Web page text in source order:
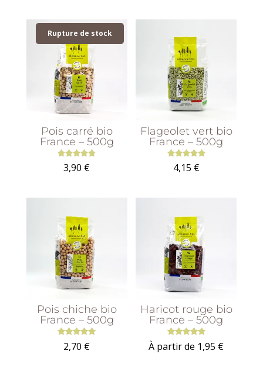
Rupture de stock
Pois carré bio
France – 500g
Note
4.86
3,90 €
Flageolet vert bio
France – 500g
Note
5.00
4,15 €
Pois chiche bio
France – 500g
Note
5.00
2,70 €
Haricot rouge bio
France – 500g
Note
5.00
À partir de 1,95 €